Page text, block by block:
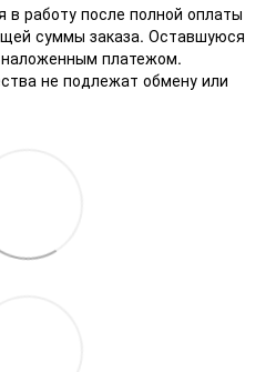
в работу после полной оплаты
суммы заказа. Оставшуюся
платежом.
не подлежат обмену или